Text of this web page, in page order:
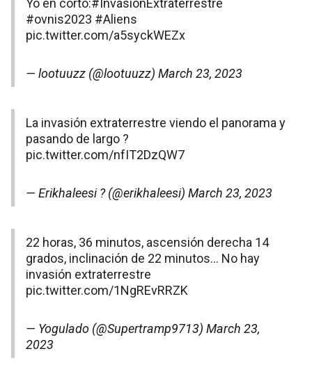
Yo en corto:#InvasionExtraterrestre
#ovnis2023 #Aliens
pic.twitter.com/a5syckWEZx
— lootuuzz (@lootuuzz) March 23, 2023
La invasión extraterrestre viendo el panorama y
pasando de largo ?
pic.twitter.com/nfIT2DzQW7
— Erikhaleesi ? (@erikhaleesi) March 23, 2023
22 horas, 36 minutos, ascensión derecha 14
grados, inclinación de 22 minutos… No hay
invasión extraterrestre
pic.twitter.com/1NgREvRRZK
— Yogulado (@Supertramp9713) March 23,
2023